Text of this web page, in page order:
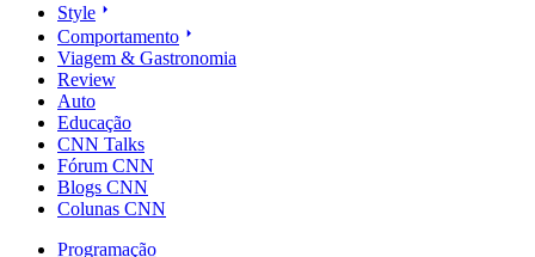
Style
Comportamento
Viagem & Gastronomia
Review
Auto
Educação
CNN Talks
Fórum CNN
Blogs CNN
Colunas CNN
Programação